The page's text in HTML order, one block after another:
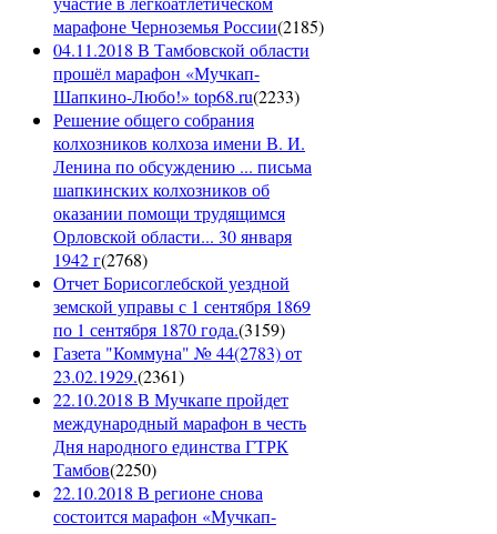
марафоне Черноземья России(2185)
04.11.2018 В Тамбовской области
прошёл марафон «Мучкап-
Шапкино-Любо!» top68.ru(2233)
Решение общего собрания
колхозников колхоза имени В. И.
Ленина по обсуждению ... письма
шапкинских колхозников об
оказании помощи трудящимся
Орловской области... 30 января
1942 г(2768)
Отчет Борисоглебской уездной
земской управы с 1 сентября 1869
по 1 сентября 1870 года.(3159)
Газета "Коммуна" № 44(2783) от
23.02.1929.(2361)
22.10.2018 В Мучкапе пройдет
международный марафон в честь
Дня народного единства ГТРК
Тамбов(2250)
22.10.2018 В регионе снова
состоится марафон «Мучкап-